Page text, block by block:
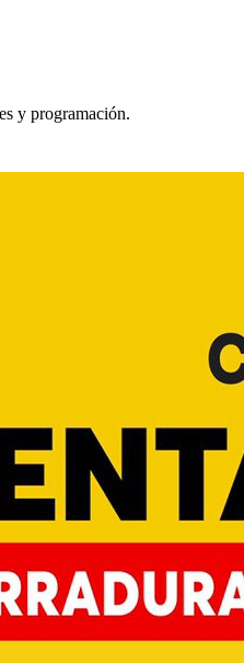
y programación.